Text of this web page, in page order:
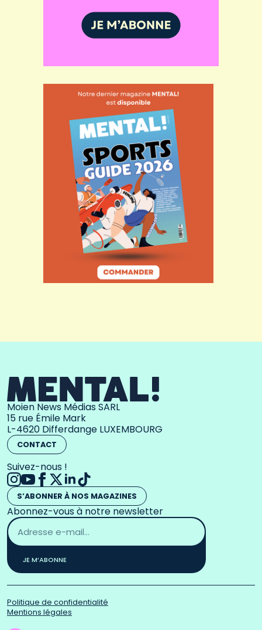
Moien News Médias SARL
15 rue Émile Mark
L-4620 Differdange LUXEMBOURG
CONTACT
Suivez-nous !
S’ABONNER À NOS MAGAZINES
Abonnez-vous à notre newsletter
Adresse
email
*
JE M’ABONNE
Politique de confidentialité
Mentions légales